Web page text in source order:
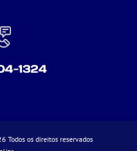
1324
Todos os direitos reservados